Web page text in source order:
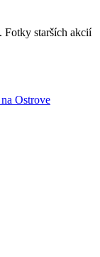
Fotky starších akcií
Ostrove